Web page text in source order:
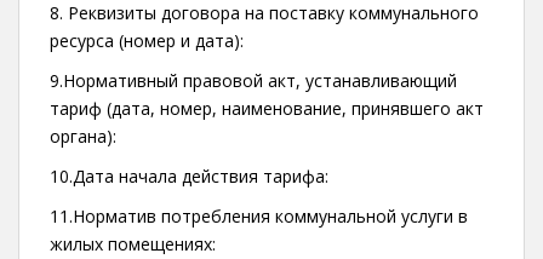
8. Реквизиты договора на поставку коммунального
ресурса (номер и дата):
9.Нормативный правовой акт, устанавливающий
тариф (дата, номер, наименование, принявшего акт
органа):
10.Дата начала действия тарифа:
11.Норматив потребления коммунальной услуги в
жилых помещениях: